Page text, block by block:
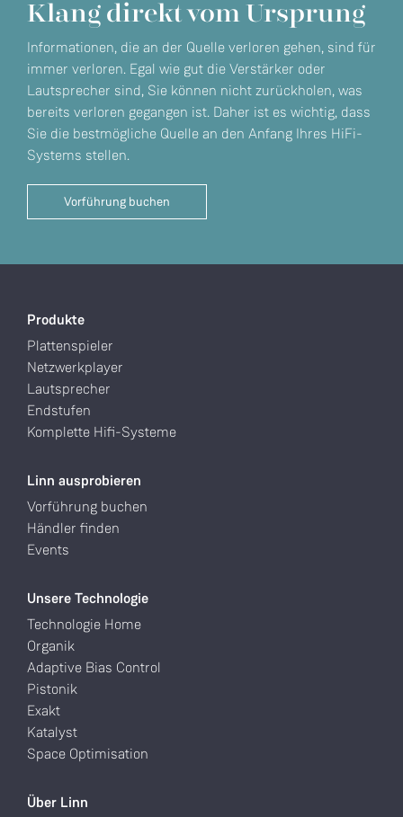
Klang direkt vom Ursprung
Informationen, die an der Quelle verloren gehen, sind für
immer verloren. Egal wie gut die Verstärker oder
Lautsprecher sind, Sie können nicht zurückholen, was
bereits verloren gegangen ist. Daher ist es wichtig, dass
Sie die bestmögliche Quelle an den Anfang Ihres HiFi-
Systems stellen.
Vorführung buchen
Produkte
Plattenspieler
Netzwerkplayer
Lautsprecher
Endstufen
Komplette Hifi-Systeme
Linn ausprobieren
Vorführung buchen
Händler finden
Events
Unsere Technologie
Technologie Home
Organik
Adaptive Bias Control
Pistonik
Exakt
Katalyst
Space Optimisation
Über Linn